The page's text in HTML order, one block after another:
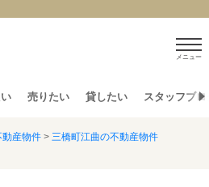
メニュー
売りたい 貸したい スタッフブロ
動産物件 > 三橋町江曲の不動産物件